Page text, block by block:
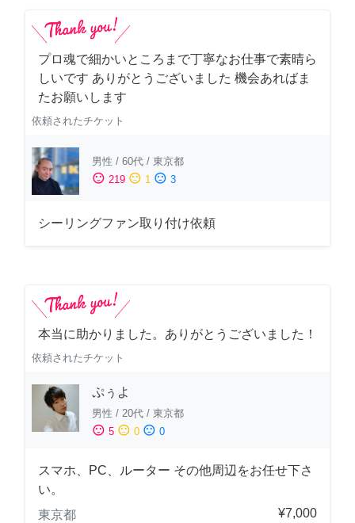
プロ魂で細かいところまで丁寧なお仕事で素晴ら
しいです ありがとうございました 機会あればま
たお願いします
依頼されたチケット
男性 / 60代 / 東京都
sentiment_satisfied 219 sentiment_neutral 1 sentiment_dissatisfied 3
シーリングファン取り付け依頼
本当に助かりました。ありがとうございました！
依頼されたチケット
ぷぅよ
男性 / 20代 / 東京都
sentiment_satisfied 5 sentiment_neutral 0 sentiment_dissatisfied 0
スマホ、PC、ルーター その他周辺をお任せ下さ
い。
東京都
¥7,000